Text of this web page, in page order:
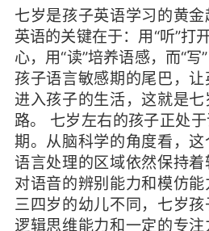
七岁是孩子英语学习的黄
英语的关键在于：用“听”打
心，用“读”培养语感，而“
孩子语言敏感期的尾巴，
进入孩子的生活，这就是
路。 七岁左右的孩子正处
期。从脑科学的角度看，
语言处理的区域依然保持
对语音的辨别能力和模仿
三四岁的幼儿不同，七岁
逻辑思维能力和一定的专